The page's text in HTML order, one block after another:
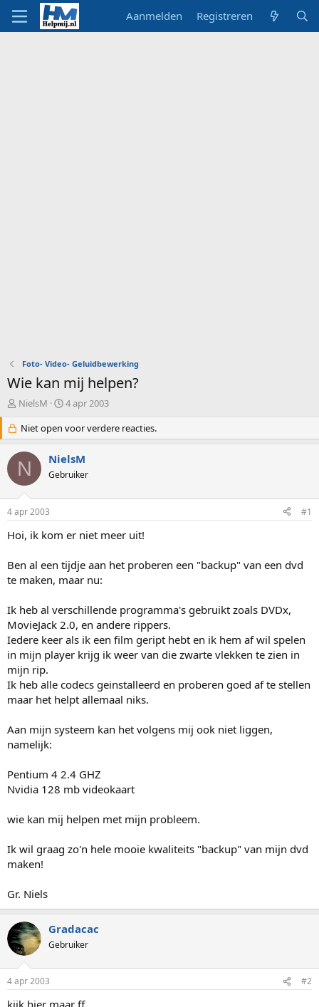
Aanmelden Registreren
Foto- Video- Geluidbewerking
Wie kan mij helpen?
O
d
e
r
w
e
s
t
a
t
e
NielsM
S
a
r
t
d
a
m
4 apr 2003
Niet open voor verdere reacties.
N NielsM
Gebruiker
4 apr 2003 #1
Hoi, ik kom er niet meer uit!
Ben al een tijdje aan het proberen een "backup" van een dvd
te maken, maar nu:
Ik heb al verschillende programma's gebruikt zoals DVDx,
MovieJack 2.0, en andere rippers.
Iedere keer als ik een film geript hebt en ik hem af wil spelen
in mijn player krijg ik weer van die zwarte vlekken te zien in
mijn rip.
Ik heb alle codecs geinstalleerd en proberen goed af te stellen
maar het helpt allemaal niks.
Aan mijn systeem kan het volgens mij ook niet liggen,
namelijk:
Pentium 4 2.4 GHZ
Nvidia 128 mb videokaart
wie kan mij helpen met mijn probleem.
Ik wil graag zo'n hele mooie kwaliteits "backup" van mijn dvd
maken!
Gr. Niels
Gradacac
Gebruiker
4 apr 2003 #2
kijk hier maar ff